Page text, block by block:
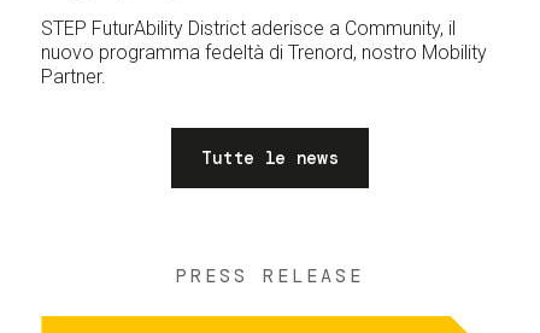
STEP FuturAbility District aderisce a Community, il
nuovo programma fedeltà di Trenord, nostro Mobility
Partner.
Tutte le news
PRESS RELEASE